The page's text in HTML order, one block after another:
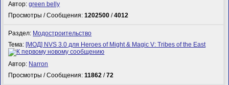
Автор:green belly
Просмотры / Сообщения:1202500 /4012
Раздел: Модостроительство
Тема: [МОД] NVS 3.0 для Heroes of Might & Magic V: Tribes of the East
Автор: Narron
Просмотры / Сообщения:11862 /72